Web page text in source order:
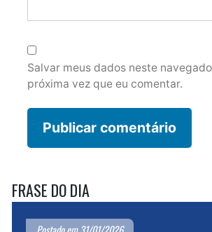
Salvar meus dados neste
próxima vez que eu comentar.
FRASE DO DIA